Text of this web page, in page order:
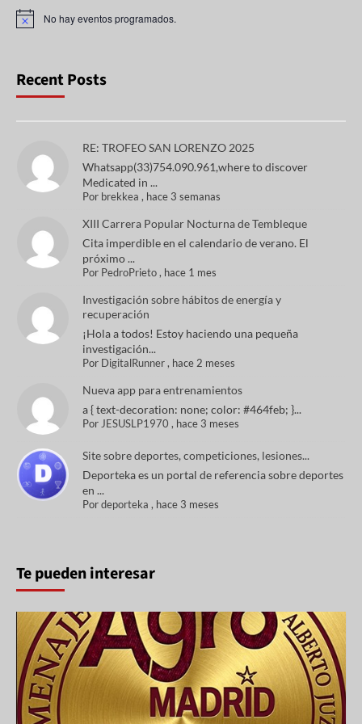
o
No hay eventos programados.
Recent Posts
RE: TROFEO SAN LORENZO 2025
Whatsapp(33)754.090.961,where to discover
Medicated in ...
Por brekkea , hace 3 semanas
XIII Carrera Popular Nocturna de Tembleque
Cita imperdible en el calendario de verano. El
próximo ...
Por PedroPrieto, hace 1 mes
Investigación sobre hábitos de energía y
recuperación
¡Hola a todos! Estoy haciendo una pequeña
investigación...
Por DigitalRunner, hace 2 meses
Nueva app para entrenamientos
a { text-decoration: none; color: #464feb; }...
Por JESUSLP1970 , hace 3 meses
Site sobre deportes, competiciones, lesiones...
Deporteka es un portal de referencia sobre deportes
en ...
Pordeporteka , hace 3 meses
Te pueden interesar